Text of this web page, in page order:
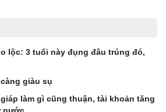
lộc: 3 tuổi này đụng đâu trúng đó,
giàu sụ
làm gì cũng thuận, tài khoản tăng